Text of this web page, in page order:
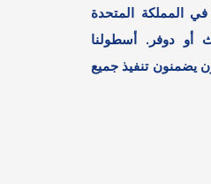
المملكة المتحدة
أو دوفر. أسطولنا
يضمنون تنفيذ جميع